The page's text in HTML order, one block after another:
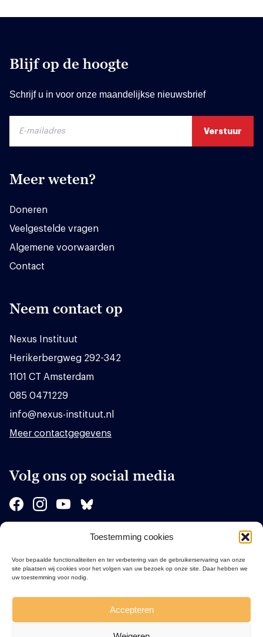
Toestemming cookies
Voor bepaalde functionaliteiten en ter verbetering van de gebruikerservaring van onze
site plaatsen wij cookies voor het volgen van uw bezoek op onze site. Daar hebben we
uw toestemming voor nodig.
Accepteren
Blijf op de hoogte
Schrijf u in voor onze maandelijkse nieuwsbrief
Meer weten?
Doneren
Veelgestelde vragen
Algemene voorwaarden
Contact
Neem contact op
Nexus Instituut
Herikerbergweg 292-342
1101 CT Amsterdam
085 0471229
info@nexus-instituut.nl
Meer contactgegevens
Volg ons op social media